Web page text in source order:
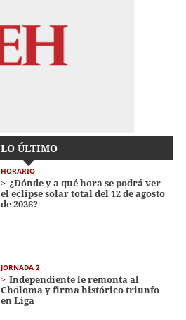
LO ÚLTIMO
HORARIO
¿Dónde y a qué hora se podrá ver
el eclipse solar total del 12 de agosto
de 2026?
JORNADA 2
Independiente le remonta al
Choloma y firma histórico triunfo
en Liga